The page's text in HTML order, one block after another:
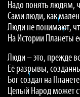
Надо понять людям,
Сами люди, как
Люди не понимают,
На Истории Планеты
Люди – это, прежде
Её разрывы,
Бог создал на
Целый Народ может